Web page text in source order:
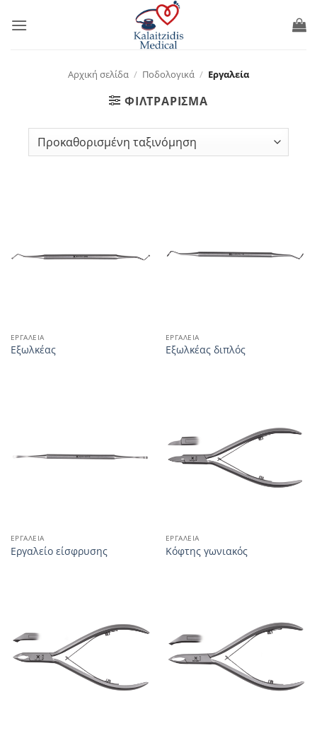
στο
Αρχική σελίδα / Ποδολογικά / Εργαλεία
ΦΙΛΤΡΆΡΙΣΜΑ
ΕΡΓΑΛΕΊΑ
Εξωλκέας
ΕΡΓΑΛΕΊΑ
Εξωλκέας διπλός
ΕΡΓΑΛΕΊΑ
Εργαλείο είσφρυσης
ΕΡΓΑΛΕΊΑ
Κόφτης γωνιακός